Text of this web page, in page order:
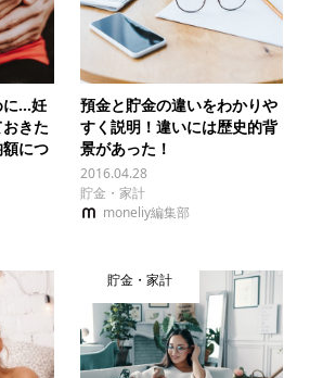
に…妊
きた
につ
預金と貯金の違いをわかりや
すく説明！違いには歴史的背
景があった！
2016.04.28
貯金・家計
moneliy編集部
貯金・家計